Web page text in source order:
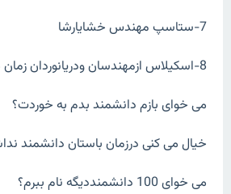
7-ستاسپ مهندس خشایارشا
8-اسکیلاس ازمهندسان ودریانوردان زمان داریوش کبیر
می خوای بازم دانشمند بدم به خوردت؟
خیال می کنی درزمان باستان دانشمند
می خوای 100 دانشمنددیگه نام ببرم؟